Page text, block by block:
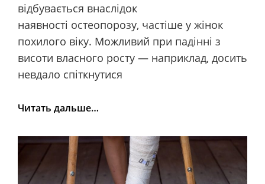
відбувається внаслідок
наявності остеопорозу, частіше у жінок
похилого віку. Можливий при падінні з
висоти власного росту — наприклад, досить
невдало спіткнутися
Читать дальше…